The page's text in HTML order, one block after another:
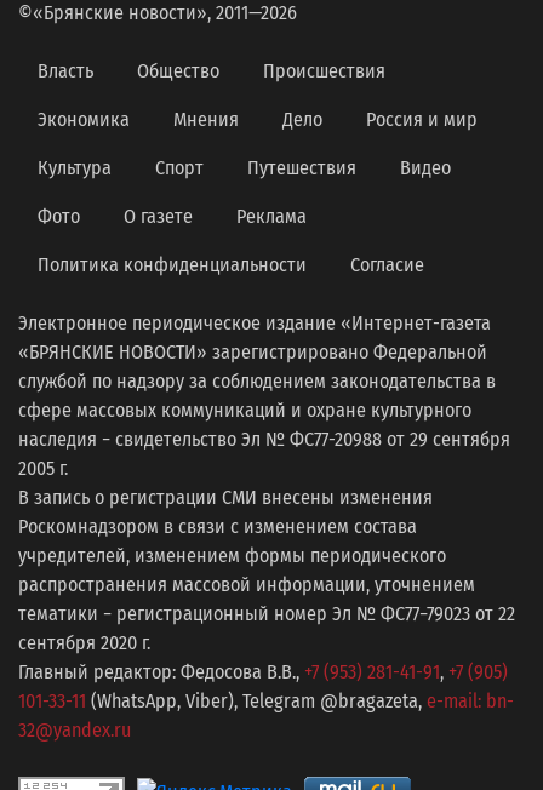
©«Брянские новости», 2011—2026
Власть Общество Происшествия
Экономика Мнения Дело Россия и мир
Культура Спорт Путешествия Видео
Фото О газете Реклама
Политика конфиденциальности Согласие
Электронное периодическое издание «Интернет-газета
«БРЯНСКИЕ НОВОСТИ» зарегистрировано Федеральной
службой по надзору за соблюдением законодательства в
сфере массовых коммуникаций и охране культурного
наследия − свидетельство Эл № ФС77-20988 от 29 сентября
2005 г.
В запись о регистрации СМИ внесены изменения
Роскомнадзором в связи с изменением состава
учредителей, изменением формы периодического
распространения массовой информации, уточнением
тематики − регистрационный номер Эл № ФС77−79023 от 22
сентября 2020 г.
Главный редактор: Федосова В.В., +7 (953) 281-41-91, +7 (905)
101-33-11 (WhatsApp, Viber), Telegram @bragazeta, e-mail: bn-
32@yandex.ru